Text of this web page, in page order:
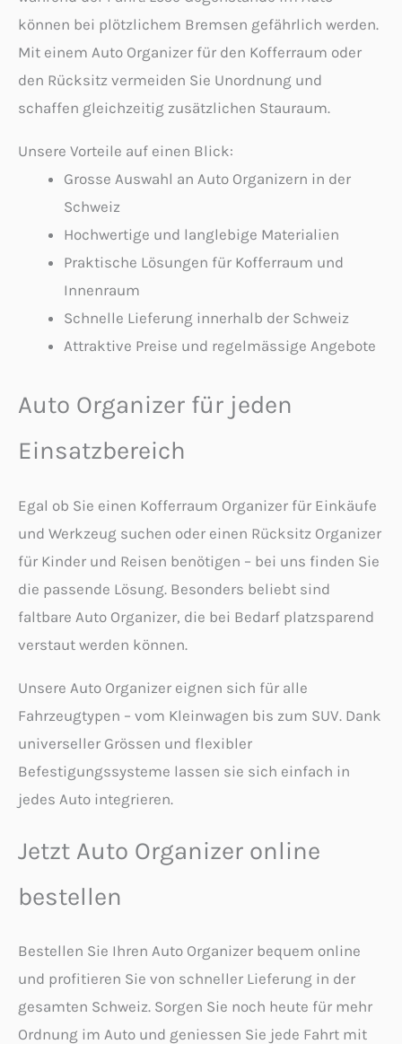
können bei plötzlichem Bremsen gefährlich werden.
Mit einem Auto Organizer für den Kofferraum oder
den Rücksitz vermeiden Sie Unordnung und
schaffen gleichzeitig zusätzlichen Stauraum.
Unsere Vorteile auf einen Blick:
Grosse Auswahl an Auto Organizern in der
Schweiz
Hochwertige und langlebige Materialien
Praktische Lösungen für Kofferraum und
Innenraum
Schnelle Lieferung innerhalb der Schweiz
Attraktive Preise und regelmässige Angebote
Auto Organizer für jeden
Einsatzbereich
Egal ob Sie einen Kofferraum Organizer für Einkäufe
und Werkzeug suchen oder einen Rücksitz Organizer
für Kinder und Reisen benötigen – bei uns finden Sie
die passende Lösung. Besonders beliebt sind
faltbare Auto Organizer, die bei Bedarf platzsparend
verstaut werden können.
Unsere Auto Organizer eignen sich für alle
Fahrzeugtypen – vom Kleinwagen bis zum SUV. Dank
universeller Grössen und flexibler
Befestigungssysteme lassen sie sich einfach in
jedes Auto integrieren.
Jetzt Auto Organizer online
bestellen
Bestellen Sie Ihren Auto Organizer bequem online
und profitieren Sie von schneller Lieferung in der
gesamten Schweiz. Sorgen Sie noch heute für mehr
Ordnung im Auto und geniessen Sie jede Fahrt mit